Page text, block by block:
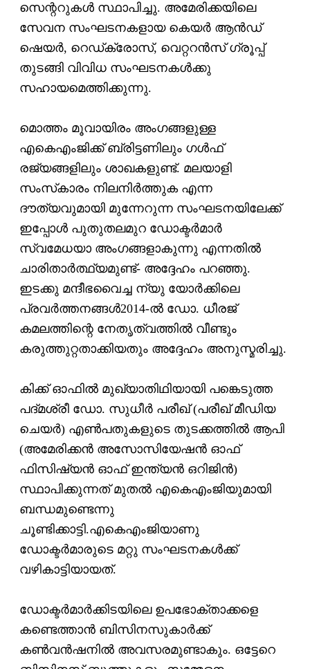
സെന്ററുകള്‍ സ്ഥാപിച്ചു. അമേരിക്കയിലെ
സേവന സംഘടനകളായ കെയര്‍ ആന്‍ഡ്
ഷെയര്‍, റെഡ്‌ക്രോസ്, വെറ്ററന്‍സ് ഗ്രൂപ്പ്
തുടങ്ങി വിവിധ സംഘടനകള്‍ക്കു
സഹായമെത്തിക്കുന്നു.
മൊത്തം മൂവായിരം അംഗങ്ങളുള്ള
എകെഎംജിക്ക് ബ്രിട്ടണിലും ഗള്‍ഫ്
രജ്യങ്ങളിലും ശാഖകളുണ്ട്. മലയാളി
സംസ്‌കാരം നിലനിര്‍ത്തുക എന്ന
ദൗത്യവുമായി മുന്നേറുന്ന സംഘടനയിലേക്ക്
ഇപ്പോള്‍ പുതുതലമുറ ഡോക്ടര്‍മാര്‍
സ്വമേധയാ അംഗങ്ങളാകുന്നു എന്നതില്‍
ചാരിതാര്‍ത്ഥ്യമുണ്ട്- അദ്ദേഹം പറഞ്ഞു.
ഇടക്കു മന്ദീഭവൈച്ച ന്യു യോര്‍ക്കിലെ
പ്രവര്‍ത്തനങ്ങള്‍2014-ല്‍ ഡോ. ധീരജ്
കമലത്തിന്റെ നേതൃത്വത്തില്‍ വീണ്ടും
കരുത്തുറ്റതാക്കിയതും അദ്ദേഹം അനുസ്മരിച്ചു.
കിക്ക് ഓഫില്‍ മുഖ്യാതിഥിയായി പങ്കെടുത്ത
പദ്മശ്രീ ഡോ. സുധീര്‍ പരീഖ് (പരീഖ് മീഡിയ
ചെയര്‍) എണ്‍പതുകളുടെ തുടക്കത്തില്‍ ആപി
(അമേരിക്കന്‍ അസോസിയേഷന്‍ ഓഫ്
ഫിസിഷ്യന്‍ ഓഫ് ഇന്ത്യന്‍ ഒറിജിന്‍)
സ്ഥാപിക്കുന്നത് മുതല്‍ എകെഎംജിയുമായി
ബന്ധമുണ്ടെന്നു
ചൂണ്ടിക്കാട്ടി.എകെഎംജിയാണു
ഡോക്ടര്‍മാരുടെ മറ്റു സംഘടനകള്‍ക്ക്
വഴികാട്ടിയായത്.
ഡോക്ടര്‍മാര്‍ക്കിടയിലെ ഉപഭോക്താക്കളെ
കണ്ടെത്താന്‍ ബിസിനസുകാര്‍ക്ക്
കണ്‍വന്‍ഷനില്‍ അവസരമുണ്ടാകും. ഒട്ടേറെ